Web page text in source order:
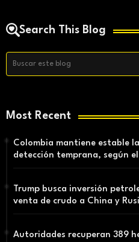
Search This Blog
Most Recent
Colombia mantiene estable
detección temprana, según
Trump busca inversión
venta de crudo a China y
Autoridades recuperan 389